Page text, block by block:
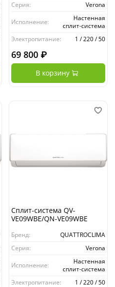
Серия:
Verona
Исполнение:
Настенная
сплит-система
Электропитание:
1 / 220 / 50
69 800 ₽
В корзину
Сплит-система QV-
VE09WBE/QN-VE09WBE
Бренд:
QUATTROCLIMA
Серия:
Verona
Исполнение:
Настенная
сплит-система
Электропитание:
1 / 220 / 50